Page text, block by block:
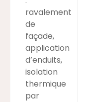
ravalement
de
façade,
application
d’enduits,
isolation
thermique
par